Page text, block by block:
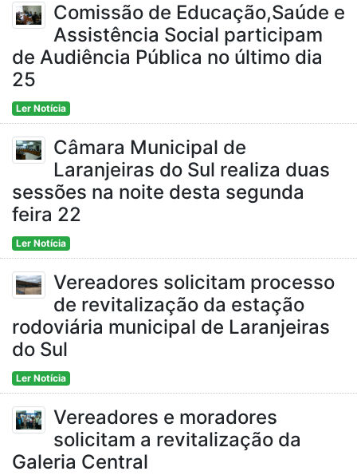
Comissão de Educação,Saúde e
Assistência Social participam
de Audiência Pública no último dia
25
Ler Notícia
Câmara Municipal de
Laranjeiras do Sul realiza duas
sessões na noite desta segunda
feira 22
Ler Notícia
Vereadores solicitam processo
de revitalização da estação
rodoviária municipal de Laranjeiras
do Sul
Ler Notícia
Vereadores e moradores
solicitam a revitalização da
Galeria Central